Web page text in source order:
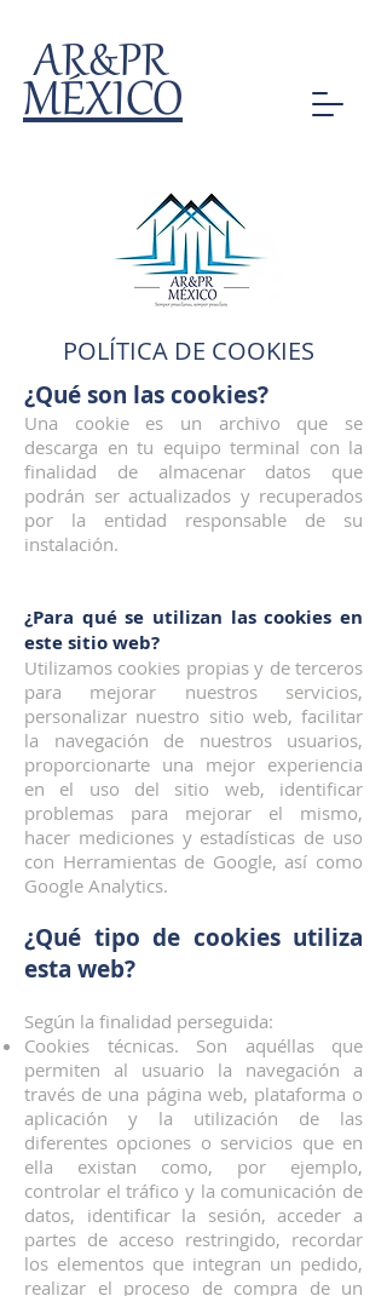
MÉXICO
AR&PR
POLÍTICA DE COOKIES
¿Qué son las cookies?
Una cookie es un archivo que se
descarga en tu equipo terminal con la
finalidad de almacenar datos que
podrán ser actualizados y recuperados
por la entidad responsable de su
instalación.
¿Para qué se utilizan las cookies en
este sitio web?
Utilizamos cookies propias y de terceros
para mejorar nuestros servicios,
personalizar nuestro sitio web, facilitar
la navegación de nuestros usuarios,
proporcionarte una mejor experiencia
en el uso del sitio web, identificar
problemas para mejorar el mismo,
hacer mediciones y estadísticas de uso
con Herramientas de Google, así como
Google Analytics.
¿Qué tipo de cookies utiliza
esta web?
Según la finalidad perseguida:
Cookies técnicas. Son aquéllas que
permiten al usuario la navegación a
través de una página web, plataforma o
aplicación y la utilización de las
diferentes opciones o servicios que en
ella existan como, por ejemplo,
controlar el tráfico y la comunicación de
datos, identificar la sesión, acceder a
partes de acceso restringido, recordar
los elementos que integran un pedido,
realizar el proceso de compra de un